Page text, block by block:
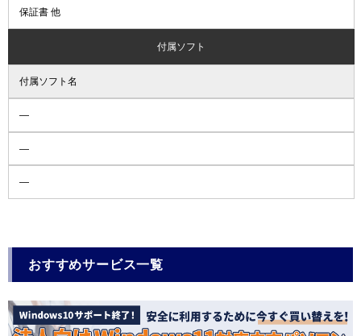
保証書 他
付属ソフト
付属ソフト名
―
―
―
おすすめサービス一覧